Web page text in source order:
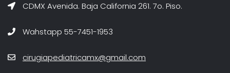
CDMX Avenida. Baja California 261. 7o. Piso.
Wahstapp 55-7451-1953
cirugiapediatricamx@gmail.com